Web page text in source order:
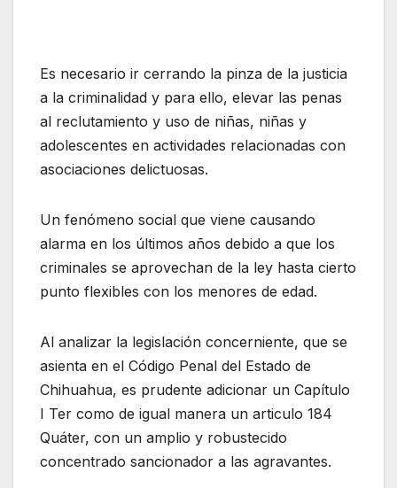
Es necesario ir cerrando la pinza de la justicia
a la criminalidad y para ello, elevar las penas
al reclutamiento y uso de niñas, niñas y
adolescentes en actividades relacionadas con
asociaciones delictuosas.
Un fenómeno social que viene causando
alarma en los últimos años debido a que los
criminales se aprovechan de la ley hasta cierto
punto flexibles con los menores de edad.
Al analizar la legislación concerniente, que se
asienta en el Código Penal del Estado de
Chihuahua, es prudente adicionar un Capítulo
I Ter como de igual manera un articulo 184
Quáter, con un amplio y robustecido
concentrado sancionador a las agravantes.